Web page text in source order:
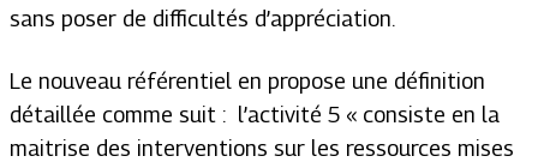
sans poser de difficultés d’appréciation.
Le nouveau référentiel en propose une définition
détaillée comme suit : l’activité 5 « consiste en la
maitrise des interventions sur les ressources mises